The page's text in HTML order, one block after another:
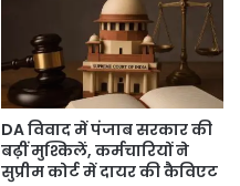
DA विवाद में पंजाब सरकार की
बढ़ीं मुश्किलें, कर्मचारियों ने
सुप्रीम कोर्ट में दायर की कैविएट